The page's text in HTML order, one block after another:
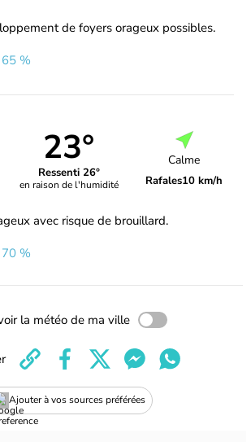
de foyers orageux possibles.
65 %
23°
Ressenti 26°
en raison de l'humidité
Calme
Rafales10 km/h
avec risque de brouillard.
70 %
la météo de ma ville
Ajouter à vos sources préférées